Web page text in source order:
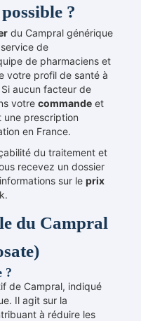
?
du Campral générique
de
de pharmaciens et
votre profil de santé à
aucun facteur de
votre commande et
une prescription
en France.
du traitement et
recevez un dossier
sur le prix
du Campral
?
de Campral, indiqué
Il agit sur la
à réduire les